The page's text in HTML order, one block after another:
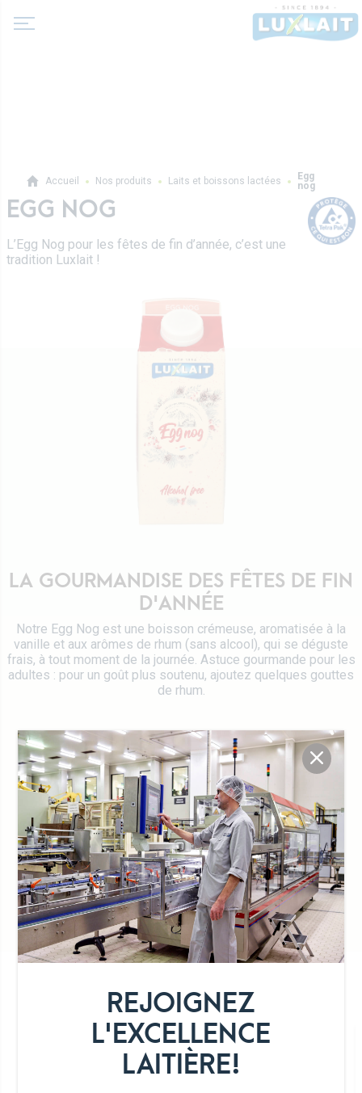
REJOIGNEZ
L'EXCELLENCE
LAITIÈRE!
Histoire
Recettes
Certifications
Travailler chez Luxlait
Vitarium
Restaurant Molkerei
Laits et boissons lactées
Crèmes
Fromages frais
Fromages
Yaourts du Luxembourg
Desserts lactés
Biscuits
Catalogue
Produits pro
Sur-mesure
Emballages Tetra Pak
Service commercial
Accueil Nos produits Laits et boissons lactées
Egg
nog
EGG NOG
L’Egg Nog pour les fêtes de fin d’année, c’est une
tradition Luxlait !
LA GOURMANDISE DES FÊTES DE FIN
D'ANNÉE
Notre Egg Nog est une boisson crémeuse, aromatisée à la
vanille et aux arômes de rhum (sans alcool), qui se déguste
frais, à tout moment de la journée. Astuce gourmande pour les
adultes : pour un goût plus soutenu, ajoutez quelques gouttes
de rhum.
Recette traditionnelle Sans alcool
Longue conservation